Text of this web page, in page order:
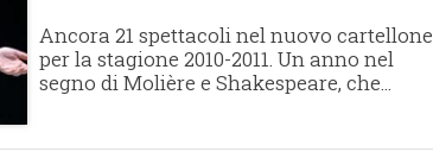
Ancora 21 spettacoli nel nuovo cartellone
per la stagione 2010-2011. Un anno nel
segno di Molière e Shakespeare, che...